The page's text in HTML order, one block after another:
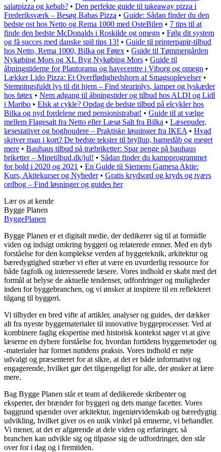
salatpizza og kebab? • Den perfekte guide til takeaway pizza i
Frederiksværk – Besøg Babas Pizza • Guide: Sådan finder du den
bedste ost hos Netto og Rema 1000 med OsteBilen • 7 tips til at
finde den bedste McDonalds i Roskilde og omegn • Følg dit system
og få succes med danske spil tips 13! • Guide til printerpapir-tilbud
hos Netto, Rema 1000, Bilka og Føtex • Guide til Tømmergården
Nykøbing Mors og XL Byg Nykøbing Mors • Guide til
åbningstiderne for Plantorama og havecentre i Viborg og omegn •
Lækker Lido Pizza: Et Overflødighedshorn af Smagsoplevelser•
Stemningsfuldt lys til dit hjem – Find stearinlys, lamper og lyskæder
hos føtex • Nem adgang til åbningstider og tilbud hos ALDI og Lidl
i Maribo • Elsk at cykle? Opdag de bedste tilbud på elcykler hos
Bilka og nyd fordelene med pensionistrabat! • Guide til at vælge
mellem Flagesalt fra Netto eller Læsø Salt fra Bilka • Læsepuder,
læsestativer og boghoudere – Praktiske løsninger fra IKEA • Hvad
skriver man i kort? De bedste tekster til bryllup, barnedåb og meget
mere • Bauhaus tilbud på træbriketter: Spar penge på bauhaus
briketter – Minetilbud.dk/jul! • Sådan finder du kampprogrammet
for bold i 2020 og 2021 • En Guide til Siemens Gamesa Aktie:
Kurs, Aktiekurser og Nyheder• Gratis krydsord og kryds og tværs
ordbog – Find løsninger og guides her
Lær os at kende
Bygge Planen
ByggePlanen
Bygge Planen er et digitalt medie, der dedikerer sig til at formidle
viden og indsigt omkring byggeri og relaterede emner. Med en dyb
forståelse for den komplekse verden af byggeteknik, arkitektur og
bæredygtighed stræber vi efter at være en uvurderlig ressource for
både fagfolk og interesserede læsere. Vores indhold er skabt med det
formål at belyse de aktuelle tendenser, udfordringer og muligheder
inden for byggebranchen, og vi ønsker at inspirere til en reflekteret
tilgang til byggeri.
Vi tilbyder en bred vifte af artikler, analyser og guides, der dækker
alt fra nyeste byggematerialer til innovative byggeprocesser. Ved at
kombinere faglig ekspertise med historisk kontekst søger vi at give
læserne en dybere forståelse for, hvordan fortidens byggemetoder og
-materialer har formet nutidens praksis. Vores indhold er nøje
udvalgt og præsenteret for at sikre, at det er både informativt og
engagerende, hvilket gør det tilgængeligt for alle, der ønsker at lære
mere.
Bag Bygge Planen står et team af dedikerede skribenter og
eksperter, der brænder for byggeri og dets mange facetter. Vores
baggrund spænder over arkitektur, ingeniørvidenskab og bæredygtig
udvikling, hvilket giver os en unik vinkel på emnerne, vi behandler.
Vi mener, at det er afgørende at dele viden og erfaringer, så
branchen kan udvikle sig og tilpasse sig de udfordringer, den står
over for i dag og i fremtiden.